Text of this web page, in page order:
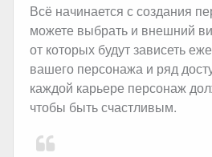
Всё начинается с создания
можете выбрать и внешний
от которых будут зависеть
вашего персонажа и ряд
каждой карьере персонаж
чтобы быть счастливым.